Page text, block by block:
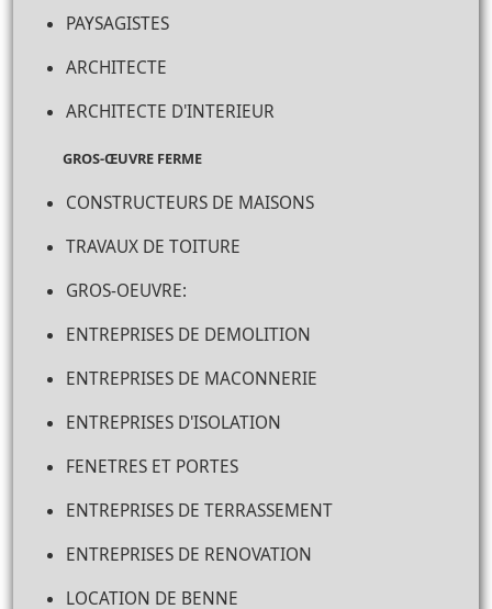
PAYSAGISTES
ARCHITECTE
ARCHITECTE D'INTERIEUR
GROS-ŒUVRE FERME
CONSTRUCTEURS DE MAISONS
TRAVAUX DE TOITURE
GROS-OEUVRE:
ENTREPRISES DE DEMOLITION
ENTREPRISES DE MACONNERIE
ENTREPRISES D'ISOLATION
FENETRES ET PORTES
ENTREPRISES DE TERRASSEMENT
ENTREPRISES DE RENOVATION
LOCATION DE BENNE